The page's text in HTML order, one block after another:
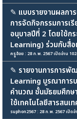
✎ แบบรายงานผลกา
การจัดกิจกรรมการเ
อนุบาลปีที่ 2 โดยใช้ก
Learning) ร่วมกับสื่อ
ครููอ้อย : 28 ก.พ. 2567 เปิดอ่าน
✎ รายงานการการพั
Learning บูรณาการ
คำนวณ ชั้นมัธยมศึกษ
ใช้เทคโนโลยีสารสน
suphon2567 : 28 ก.พ. 2567 เปิดอ่